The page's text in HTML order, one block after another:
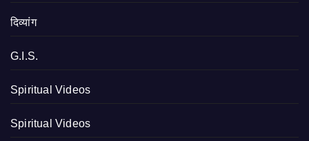
दिव्यांग
G.I.S.
Spiritual Videos
Spiritual Videos